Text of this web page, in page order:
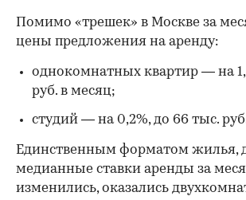
00:00 / 00:00
Помимо «трешек» в Москве за
цены предложения на аренду:
однокомнатных квартир — на
руб. в месяц;
студий — на 0,2%, до 66 тыс.
Единственным форматом жилья,
медианные ставки аренды за
изменились, оказались